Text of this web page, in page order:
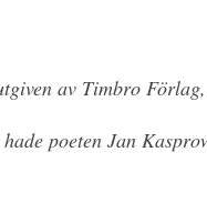
av Timbro
poeten Jan